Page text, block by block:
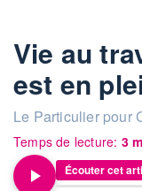
Vie au
est en
information fournie
Le Particulier pour
Temps de lecture: 3
Écouter cet